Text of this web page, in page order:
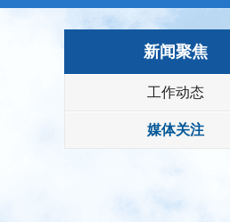
新闻聚焦
工作动态
媒体关注